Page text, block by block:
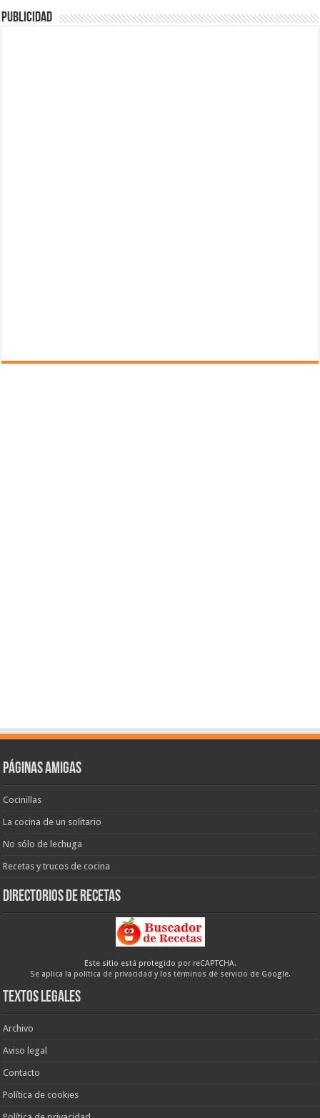
Publicidad
Páginas amigas
Cocinillas
La cocina de un solitario
No sólo de lechuga
Recetas y trucos de cocina
Directorios de recetas
Este sitio está protegido por reCAPTCHA.
Se aplica la política de privacidad y los términos de servicio de Google.
Textos legales
Archivo
Aviso legal
Contacto
Política de cookies